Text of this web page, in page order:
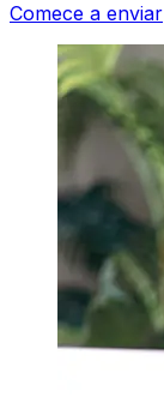
Comece a enviar